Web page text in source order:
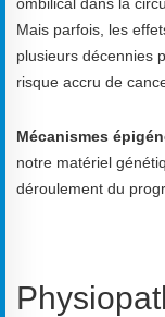
Mais parfois, les
plusieurs décennies
risque accru de
Mécanismes
notre matériel
déroulement du